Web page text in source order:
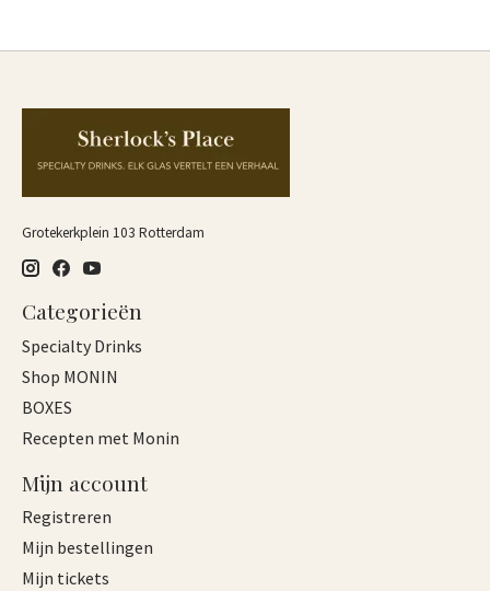
Grotekerkplein 103 Rotterdam
Categorieën
Specialty Drinks
Shop MONIN
BOXES
Recepten met Monin
Mijn account
Registreren
Mijn bestellingen
Mijn tickets